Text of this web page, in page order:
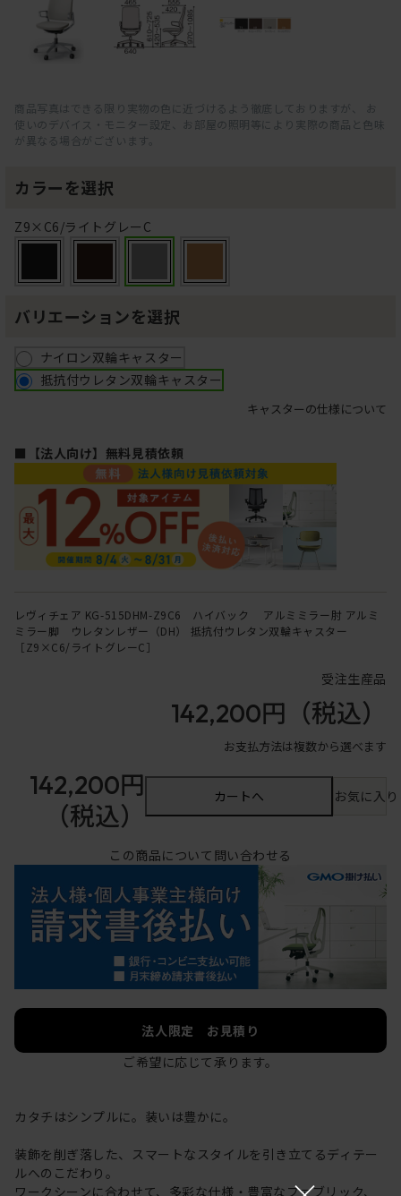
商品写真はできる限り実物の色に近づけるよう徹底しておりますが、 お
使いのデバイス・モニター設定、お部屋の照明等により実際の商品と色味
が異なる場合がございます。
カラーを選択
Z9×C6/ライトグレーC
バリエーションを選択
ナイロン双輪キャスター
抵抗付ウレタン双輪キャスター
キャスターの仕様について
■【法人向け】無料見積依頼
レヴィチェア KG-515DHM-Z9C6 ハイバック アルミミラー肘 アルミ
ミラー脚 ウレタンレザー（DH） 抵抗付ウレタン双輪キャスター
［Z9×C6/ライトグレーC］
受注生産品
142,200円 （税込）
お支払方法は複数から選べます
142,200円
（税込）
カートへ お気に入
この商品について問い合わせる
法人限定 お見積り
ご希望に応じて承ります。
カタチはシンプルに。装いは豊かに。
装飾を削ぎ落した、スマートなスタイルを引き立てるディテー
ルへのこだわり。
ワークシーンに合わせて、多彩な仕様・豊富なファブリック、